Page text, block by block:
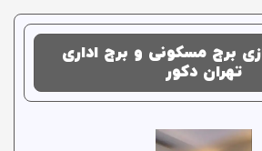
برج مسکونی و برج اداری
تهران دکور